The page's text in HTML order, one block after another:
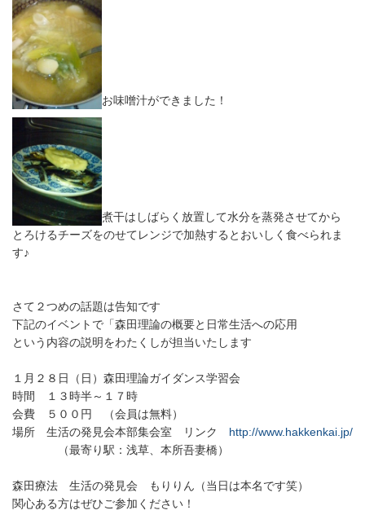
お味噌汁ができました！
煮干はしばらく放置して水分を蒸発させてから
とろけるチーズをのせてレンジで加熱するとおいしく食べられま
す♪
さて２つめの話題は告知です
下記のイベントで「森田理論の概要と日常生活への応用
という内容の説明をわたくしが担当いたします
１月２８日（日）森田理論ガイダンス学習会
時間 １３時半～１７時
会費 ５００円 （会員は無料）
場所 生活の発見会本部集会室 リンク http://www.hakkenkai.jp/
（最寄り駅：浅草、本所吾妻橋）
森田療法 生活の発見会 もりりん（当日は本名です笑）
関心ある方はぜひご参加ください！